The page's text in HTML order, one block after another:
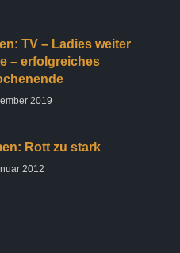
TV – Ladies weiter
– erfolgreiches
2019
Rott zu stark
2012